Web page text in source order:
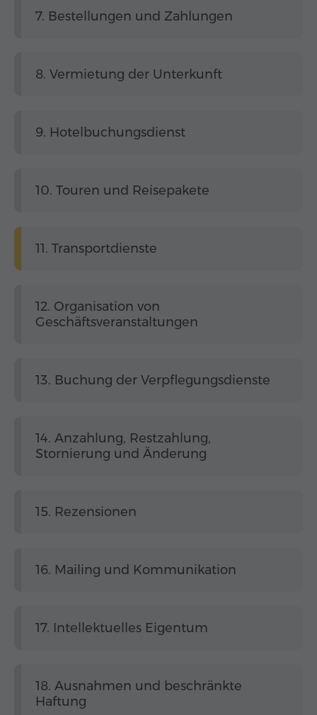
7. Bestellungen und Zahlungen
8. Vermietung der Unterkunft
9. Hotelbuchungsdienst
10. Touren und Reisepakete
11. Transportdienste
12. Organisation von
Geschäftsveranstaltungen
13. Buchung der Verpflegungsdienste
14. Anzahlung, Restzahlung,
Stornierung und Änderung
15. Rezensionen
16. Mailing und Kommunikation
17. Intellektuelles Eigentum
18. Ausnahmen und beschränkte
Haftung